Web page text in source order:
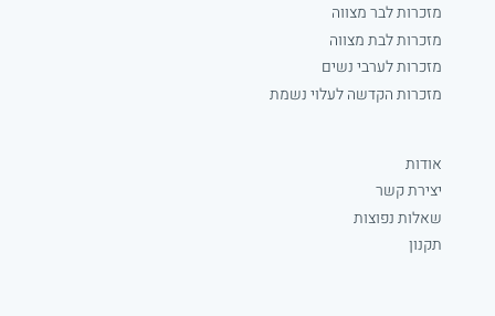
מזכרות לבר מצווה
מזכרות לבת מצווה
מזכרות לערבי נשים
מזכרות הקדשה לעלוי נשמת
אודות
יצירת קשר
שאלות נפוצות
תקנון